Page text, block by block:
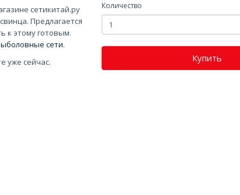
сетикитай.ру
Предлагается
к этому готовым.
сети.
уже сейчас.
Количество
Купить